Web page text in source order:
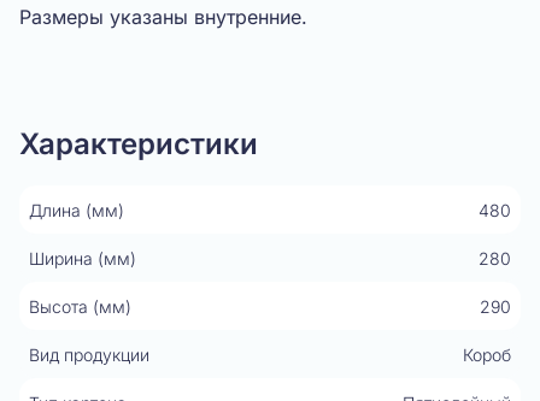
Размеры указаны внутренние.
Характеристики
Длина (мм) 480
Ширина (мм) 280
Высота (мм) 290
Вид продукции Короб